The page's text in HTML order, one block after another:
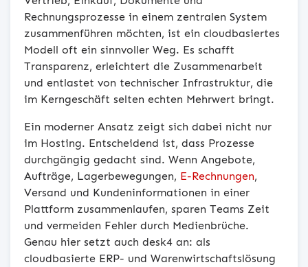
Rechnungsprozesse in einem zentralen System
zusammenführen möchten, ist ein cloudbasiertes
Modell oft ein sinnvoller Weg. Es schafft
Transparenz, erleichtert die Zusammenarbeit
und entlastet von technischer Infrastruktur, die
im Kerngeschäft selten echten Mehrwert bringt.
Ein moderner Ansatz zeigt sich dabei nicht nur
im Hosting. Entscheidend ist, dass Prozesse
durchgängig gedacht sind. Wenn Angebote,
Aufträge, Lagerbewegungen, E-Rechnungen,
Versand und Kundeninformationen in einer
Plattform zusammenlaufen, sparen Teams Zeit
und vermeiden Fehler durch Medienbrüche.
Genau hier setzt auch desk4 an: als
cloudbasierte ERP- und Warenwirtschaftslösung